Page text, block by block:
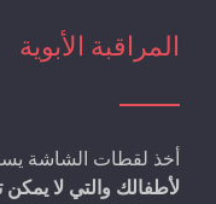
المراقبة الأبوية
أخذ لقطات الشاشة
لأطفالك والتي لا